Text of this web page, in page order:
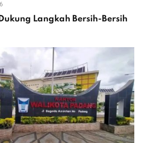
Langkah Bersih-Bersih